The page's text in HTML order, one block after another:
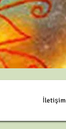
İletişim